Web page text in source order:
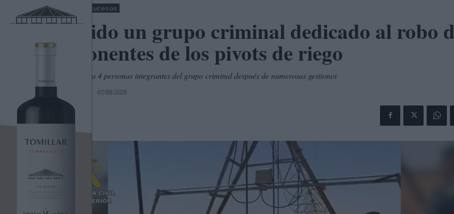
Ciudad Real Sucesos
Detenido un grupo criminal dedicado al robo
componentes de los pivots de riego
Se han detenido a 4 personas integrantes del grupo criminal después de numerosas gestiones
07/08/2025